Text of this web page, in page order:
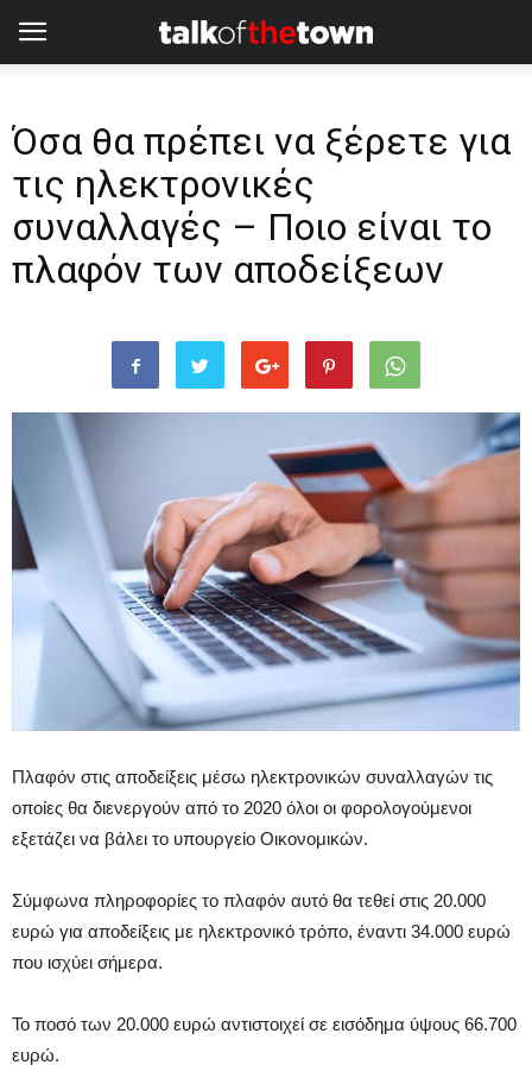
Όσα θα πρέπει να ξέρετε για
τις ηλεκτρονικές
συναλλαγές – Ποιο είναι το
πλαφόν των αποδείξεων
Πλαφόν στις αποδείξεις μέσω ηλεκτρονικών συναλλαγών τις
οποίες θα διενεργούν από το 2020 όλοι οι φορολογούμενοι
εξετάζει να βάλει το υπουργείο Οικονομικών.
Σύμφωνα πληροφορίες το πλαφόν αυτό θα τεθεί στις 20.000
ευρώ για αποδείξεις με ηλεκτρονικό τρόπο, έναντι 34.000 ευρώ
που ισχύει σήμερα.
Το ποσό των 20.000 ευρώ αντιστοιχεί σε εισόδημα ύψους 66.700
ευρώ.